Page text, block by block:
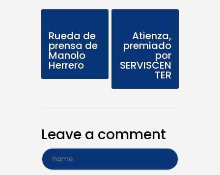
Rueda de
prensa de
Manolo
Herrero
Atienza,
premiado
por
SERVISCEN
TER
Leave a comment